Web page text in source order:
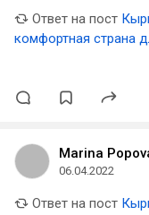
Ответ на пост
комфортная страна
Marina
06.04.2022
Ответ на пост